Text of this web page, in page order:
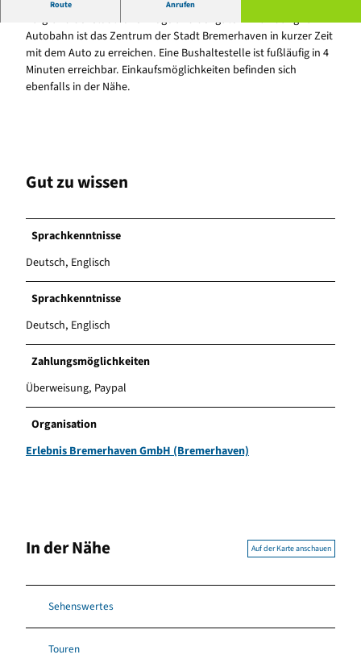
Route Anrufen
Aufgrund der stadtnahen Lage und der guten Anbindung zur
Autobahn ist das Zentrum der Stadt Bremerhaven in kurzer Zeit
mit dem Auto zu erreichen. Eine Bushaltestelle ist fußläufig in 4
Minuten erreichbar. Einkaufsmöglichkeiten befinden sich
ebenfalls in der Nähe.
Gut zu wissen
Sprachkenntnisse
Deutsch, Englisch
Sprachkenntnisse
Deutsch, Englisch
Zahlungsmöglichkeiten
Überweisung, Paypal
Organisation
Erlebnis Bremerhaven GmbH (Bremerhaven)
In der Nähe Auf der Karte anschauen
Sehenswertes
Touren